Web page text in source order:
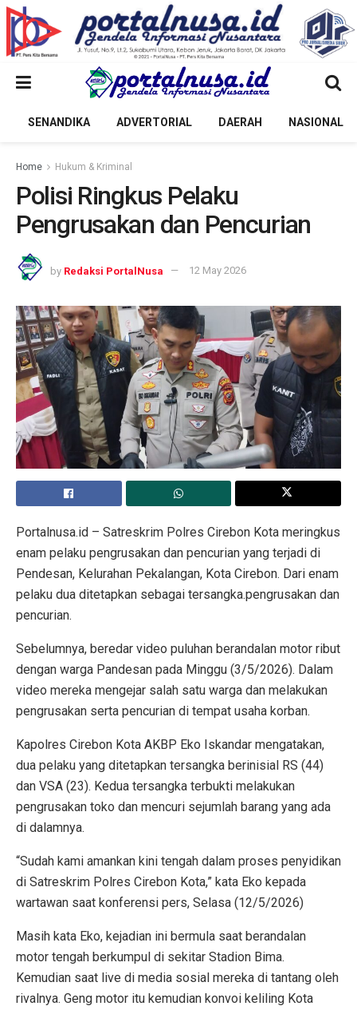
SENANDIKA ADVERTORIAL DAERAH NASIONAL
Home Hukum & Kriminal
Polisi Ringkus Pelaku
Pengrusakan dan Pencurian
by Redaksi PortalNusa 12 May 2026
Portalnusa.id – Satreskrim Polres Cirebon Kota meringkus
enam pelaku pengrusakan dan pencurian yang terjadi di
Pendesan, Kelurahan Pekalangan, Kota Cirebon. Dari enam
pelaku dua ditetapkan sebagai tersangka.pengrusakan dan
pencurian.
Sebelumnya, beredar video puluhan berandalan motor ribut
dengan warga Pandesan pada Minggu (3/5/2026). Dalam
video mereka mengejar salah satu warga dan melakukan
pengrusakan serta pencurian di tempat usaha korban.
Kapolres Cirebon Kota AKBP Eko Iskandar mengatakan,
dua pelaku yang ditetapkan tersangka berinisial RS (44)
dan VSA (23). Kedua tersangka terbukti melakukan
pengrusakan toko dan mencuri sejumlah barang yang ada
di dalamnya.
“Sudah kami amankan kini tengah dalam proses penyidikan
di Satreskrim Polres Cirebon Kota,” kata Eko kepada
wartawan saat konferensi pers, Selasa (12/5/2026)
Masih kata Eko, kejadian ini bermula saat berandalan
motor tengah berkumpul di sekitar Stadion Bima.
Kemudian saat live di media sosial mereka di tantang oleh
rivalnya. Geng motor itu kemudian konvoi keliling Kota